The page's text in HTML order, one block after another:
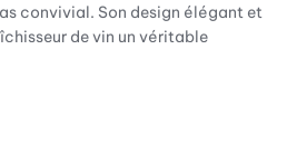
convivial. Son design élégant et
de vin un véritable
les styles d'intérieur et de table.